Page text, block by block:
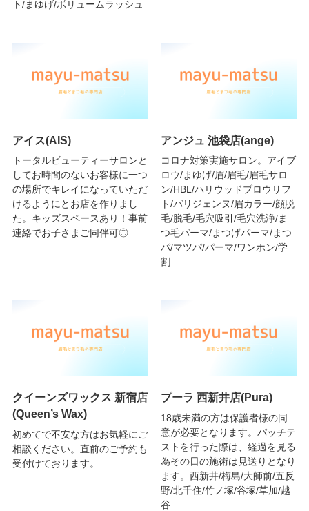
ト/まゆげ/ボリュームラッシュ
アイス(AIS)
トータルビューティーサロンと
してお時間のないお客様に一つ
の場所でキレイになっていただ
けるようにとお店を作りまし
た。キッズスペースあり！事前
連絡でお子さまご同伴可◎
アンジュ 池袋店(ange)
コロナ対策実施サロン。アイブ
ロウ/まゆげ/眉/眉毛/眉毛サロ
ン/HBL/ハリウッドブロウリフ
ト/パリジェンヌ/眉カラー/顔脱
毛/脱毛/毛穴吸引/毛穴洗浄/ま
つ毛パーマ/まつげパーマ/まつ
パ/マツパ/パーマ/ワンホン/学
割
クイーンズワックス 新宿店
(Queen’s Wax)
初めてで不安な方はお気軽にご
相談ください。直前のご予約も
受付けております。
プーラ 西新井店(Pura)
18歳未満の方は保護者様の同
意が必要となります。パッチテ
ストを行った際は、経過を見る
為その日の施術は見送りとなり
ます。西新井/梅島/大師前/五反
野/北千住/竹ノ塚/谷塚/草加/越
谷